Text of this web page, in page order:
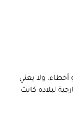
أخطاء، ولا يعني
لبلاده كانت